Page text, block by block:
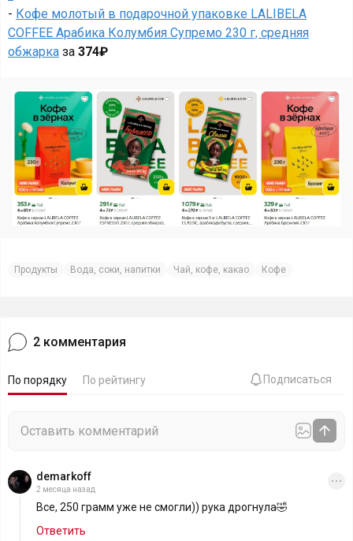
- Кофе молотый в подарочной упаковке LALIBELA
COFFEE Арабика Колумбия Супремо 230 г, средняя
обжарка за 374₽
Продукты Вода, соки, напитки Чай, кофе, какао Кофе
2 комментария
По порядку По рейтингу Подписаться
demarkoff
2 месяца назад
Все, 250 грамм уже не смогли)) рука дрогнула🤣
Ответить